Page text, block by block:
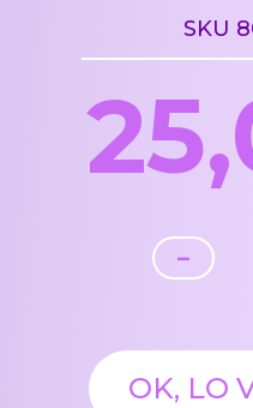
SKU
-
OK, LO